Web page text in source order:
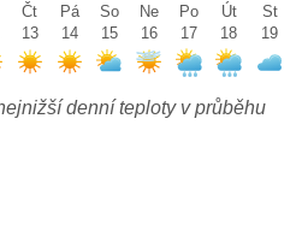
Čt
13
Pá
14
So
15
Ne
16
Po
17
Út
18
St
19
denní teploty v průběhu